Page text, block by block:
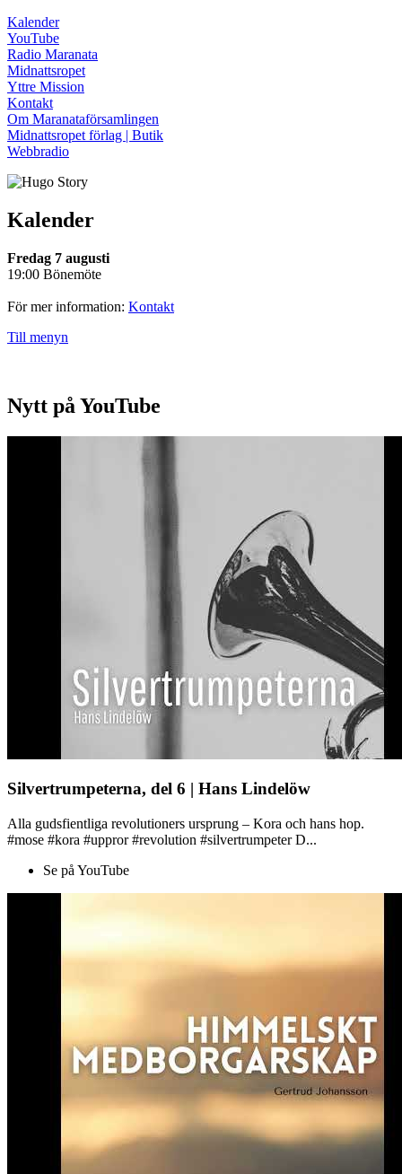
Kalender
YouTube
Radio Maranata
Midnattsropet
Yttre Mission
Kontakt
Om Maranataförsamlingen
Midnattsropet förlag | Butik
Webbradio
Kalender
Fredag 7 augusti
19:00 Bönemöte
För mer information: Kontakt
Till menyn
Nytt på YouTube
Silvertrumpeterna, del 6 | Hans Lindelöw
Alla gudsfientliga revolutioners ursprung – Kora och hans hop.
#mose #kora #uppror #revolution #silvertrumpeter D...
Se på YouTube